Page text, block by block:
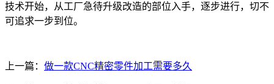
技术开始，从工厂急待升级改造的部位入手，逐步进行，切不
可追求一步到位。
上一篇： 做一款CNC精密零件加工需要多久